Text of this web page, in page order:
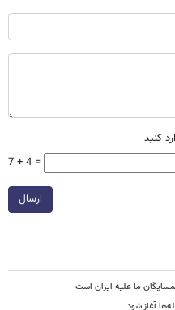
کنید
7 + 4 =
ارسال
ما علیه ایران است
آغاز شود